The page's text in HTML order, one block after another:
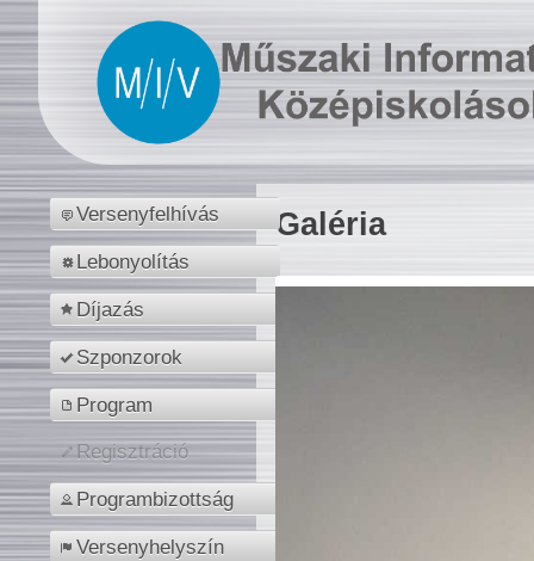
Versenyfelhívás
Lebonyolítás
Díjazás
Szponzorok
Program
Regisztráció
Programbizottság
Versenyhelyszín
Galéria